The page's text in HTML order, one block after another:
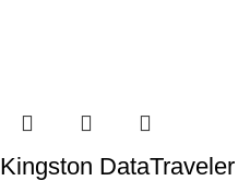
Kingston DataTraveler